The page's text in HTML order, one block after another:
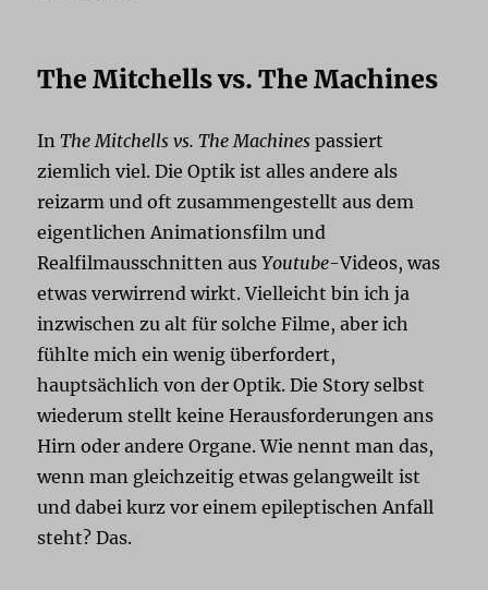
The Mitchells vs. The Machines
InThe Mitchells vs. The Machines passiert
ziemlich viel. Die Optik ist alles andere als
reizarm und oft zusammengestellt aus dem
eigentlichen Animationsfilm und
Realfilmausschnitten ausYoutube-Videos, was
etwas verwirrend wirkt. Vielleicht bin ich ja
inzwischen zu alt für solche Filme, aber ich
fühlte mich ein wenig überfordert,
hauptsächlich von der Optik. Die Story selbst
wiederum stellt keine Herausforderungen ans
Hirn oder andere Organe. Wie nennt man das,
wenn man gleichzeitig etwas gelangweilt ist
und dabei kurz vor einem epileptischen Anfall
steht? Das.